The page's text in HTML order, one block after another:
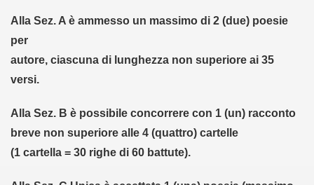
Alla Sez. A è ammesso un massimo di 2 (due) poesie
per
autore, ciascuna di lunghezza non superiore ai 35
versi.
Alla Sez. B è possibile concorrere con 1 (un) racconto
breve non superiore alle 4 (quattro) cartelle
(1 cartella = 30 righe di 60 battute).
fuoco - 12-16 - - 9 - - 2012)
- 12-9-2012)
(04-10-2012)